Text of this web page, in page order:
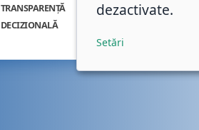
TRANSPARENȚĂ
DECIZIONALĂ
INTEGRITATE
dezactivate.
Setări